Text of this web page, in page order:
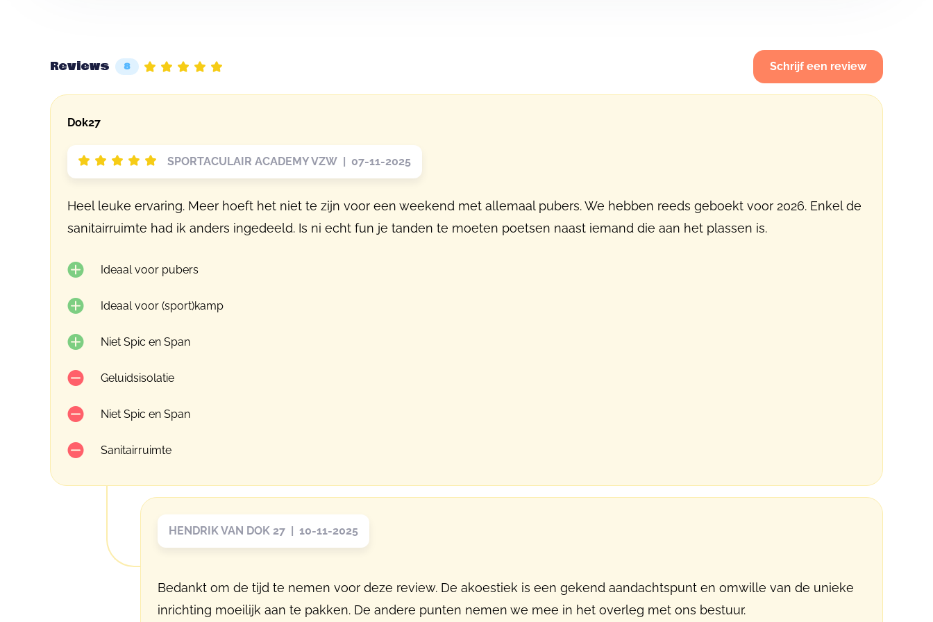
Reviews 8 Schrijf een review
Dok27
SPORTACULAIR ACADEMY VZW | 07-11-2025
Heel leuke ervaring. Meer hoeft het niet te zijn voor een weekend met allemaal pubers. We hebben reeds geboekt voor 2026. Enkel de
sanitairruimte had ik anders ingedeeld. Is ni echt fun je tanden te moeten poetsen naast iemand die aan het plassen is.
Ideaal voor pubers
Ideaal voor (sport)kamp
Niet Spic en Span
Geluidsisolatie
Niet Spic en Span
Sanitairruimte
HENDRIK VAN DOK 27 | 10-11-2025
Bedankt om de tijd te nemen voor deze review. De akoestiek is een gekend aandachtspunt en omwille van de unieke
inrichting moeilijk aan te pakken. De andere punten nemen we mee in het overleg met ons bestuur.